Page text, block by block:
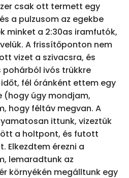
csak ott termett egy
a pulzusom az egekbe
minket a 2:30as iramfutók,
A frissítőponton nem
vizet a szivacsra, és
ivós trükkre
fél óránként ettem egy
(hogy úgy mondjam,
hogy féltáv megvan. A
ittunk, vizeztük
a holtpont, és futott
Elkezdtem érezni a
lemaradtunk az
környékén megálltunk egy